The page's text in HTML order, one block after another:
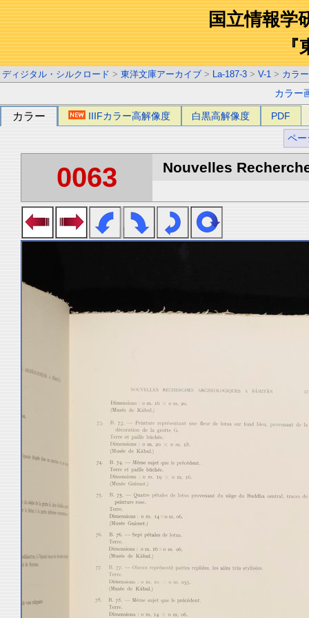
国立情報学
『
ディジタル・シルクロード > 東洋文庫アーカイブ > La-187-3 > V-1 > カラ
カラー
カラー IIIFカラー高解像度 白黒高解像度 PDF
ペー
0063 Nouvelles